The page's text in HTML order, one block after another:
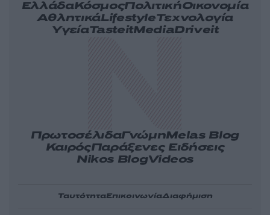
ΕλλάδαΚόσμοςΠολιτικήΟικονομία
ΑθλητικάLifestyleΤεχνολογία
ΥγείαTasteitMediaDriveit
ΠρωτοσέλιδαΓνώμηMelas Blog
ΚαιρόςΠαράξενες Ειδήσεις
Nikos BlogVideos
ΤαυτότηταΕπικοινωνίαΔιαφήμιση